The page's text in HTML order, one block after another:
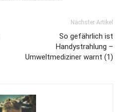
Nächster Artikel
So gefährlich ist
Handystrahlung –
Umweltmediziner warnt (1)